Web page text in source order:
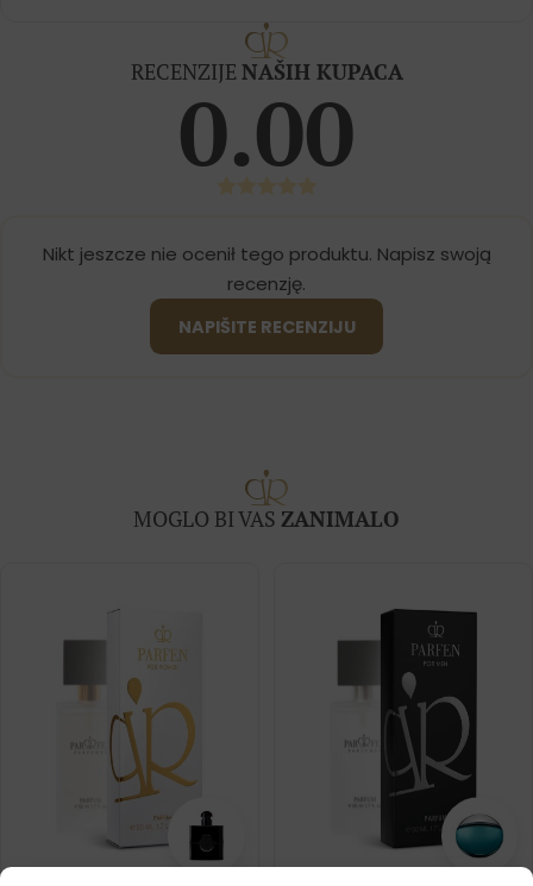
RECENZIJE NAŠIH KUPACA
0.00
Nikt jeszcze nie ocenił tego produktu. Napisz swoją
recenzję.
NAPIŠITE RECENZIJU
MOGLO BI VAS ZANIMALO